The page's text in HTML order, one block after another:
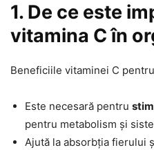
1. De ce este
vitamina C în
Beneficiile vitaminei C
Este necesară pentru
pentru metabolism și
Ajută la absorbția fierului